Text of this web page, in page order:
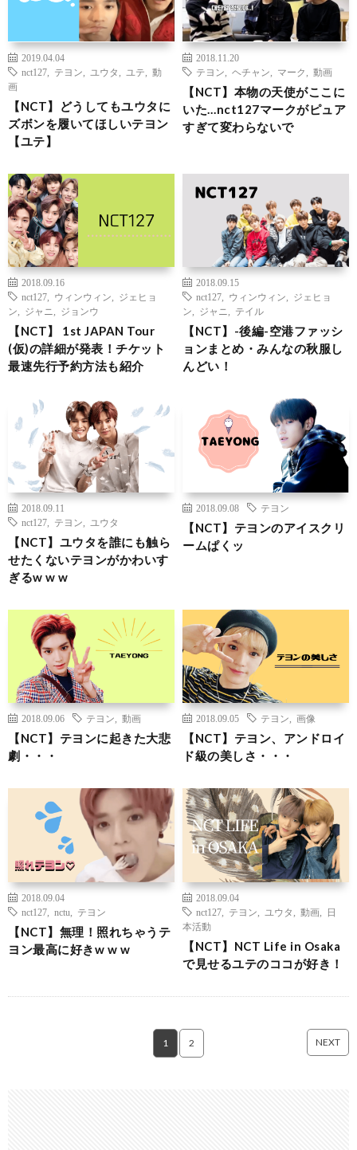
2019.04.04
nct127
テヨン ユウタ ユテ
動
画
【NCT】どうしてもユウタに
ズボンを履いてほしいテヨン
【ユテ】
2018.11.20
テヨン
ヘチャン マーク 動画
【NCT】本物の天使がここに
いた…nct127マークがピュア
すぎて変わらないで
2018.09.16
nct127
ウィンウィン
ジェヒョ
ン
ジャニ ジョンウ
【NCT】 1st JAPAN Tour
(仮)の詳細が発表！チケット
最速先行予約方法も紹介
2018.09.15
nct127
ウィンウィン
ジェヒョ
ン
ジャニ テイル
【NCT】-後編-空港ファッシ
ョンまとめ・みんなの秋服し
んどい！
2018.09.11
nct127
テヨン ユウタ
【NCT】ユウタを誰にも触ら
せたくないテヨンがかわいす
ぎるw w w
2018.09.08 テヨン
【NCT】テヨンのアイスクリ
ームぱくッ
2018.09.06 テヨン 動画
【NCT】テヨンに起きた大悲
劇・・・
2018.09.05 テヨン 画像
【NCT】テヨン、アンドロイ
ド級の美しさ・・・
2018.09.04
nct127
nctu テヨン
【NCT】無理！照れちゃうテ
ヨン最高に好きw w w
2018.09.04
nct127
テヨン ユウタ 動画
日
本活動
【NCT】NCT Life in Osaka
で見せるユテのココが好き！
1 2 NEXT